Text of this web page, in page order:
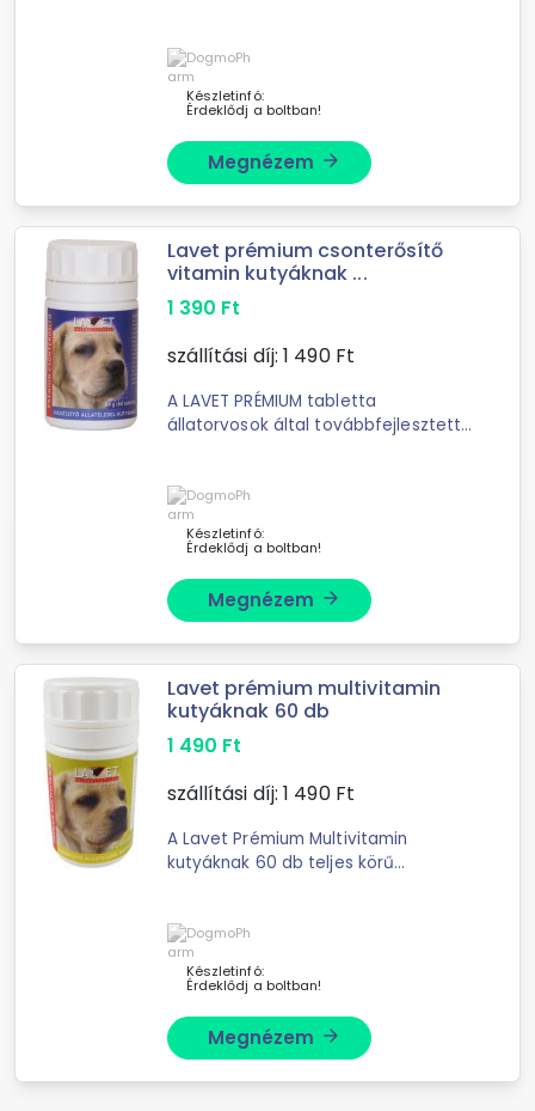
Készletinfó:
Érdeklődj a boltban!
Megnézem arrow_forward
Lavet prémium csonterősítő
vitamin kutyáknak ...
1 390 Ft
szállítási díj: 1 490Ft
A LAVET PRÉMIUM tabletta
állatorvosok által továbbfejlesztett,
Készletinfó:
Érdeklődj a boltban!
Megnézem arrow_forward
Lavet prémium multivitamin
kutyáknak 60 db
1 490 Ft
szállítási díj: 1 490Ft
A Lavet Prémium Multivitamin
kutyáknak 60 db teljes körű
Készletinfó:
Érdeklődj a boltban!
Megnézem arrow_forward